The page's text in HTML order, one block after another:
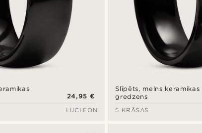
24,95 €
LUCLEON
Slīpēts, melns keramikas
gredzens
5 KRĀSAS